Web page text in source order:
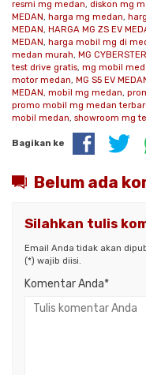
resmi mg medan, diskon mg
MEDAN, harga mg medan,
MEDAN, HARGA MG ZS EV
MEDAN, harga mobil mg di
medan murah, MG
test drive gratis, mg mobil
motor medan, MG S5 EV
MEDAN, mobil mg medan,
promo mobil mg medan
mobil medan, showroom mg
Bagikan ke
Belum ada
Silahkan tulis
Email Anda tidak akan
(*) wajib diisi.
Komentar Anda*